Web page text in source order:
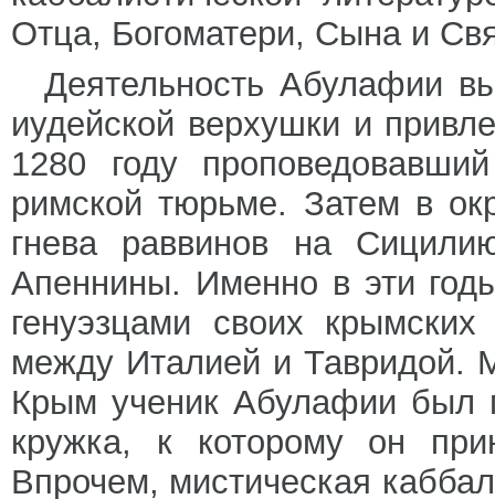
Отца, Богоматери, Сына и
Деятельность Абулафии
иудейской верхушки и
1280 году
римской тюрьме. Затем в
гнева раввинов на
Апеннины. Именно в эти
генуэзцами своих
между Италией и Тавридой.
Крым ученик Абулафии был
кружка, к которому он
Впрочем, мистическая